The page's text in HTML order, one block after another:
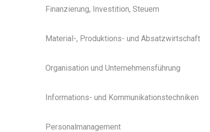
Finanzierung, Investition, Steuern
Material-, Produktions- und Absatzwirtschaft
Organisation und Unternehmensführung
Informations- und Kommunikationstechniken
Personalmanagement